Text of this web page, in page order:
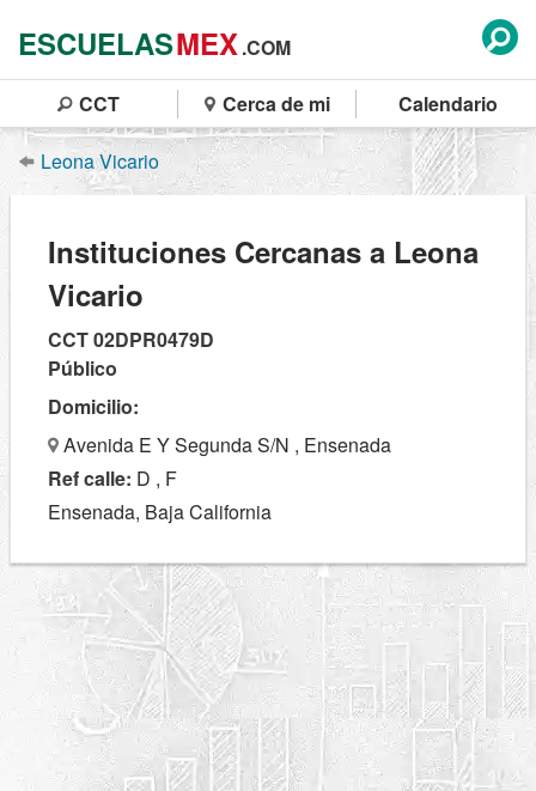
ESCUELASMEX.COM
CCT Cerca de mi Calendario
Leona Vicario
Instituciones Cercanas a Leona
Vicario
CCT 02DPR0479D
Público
Domicilio:
Avenida E Y Segunda S/N , Ensenada
Ref calle: D , F
Ensenada, Baja California